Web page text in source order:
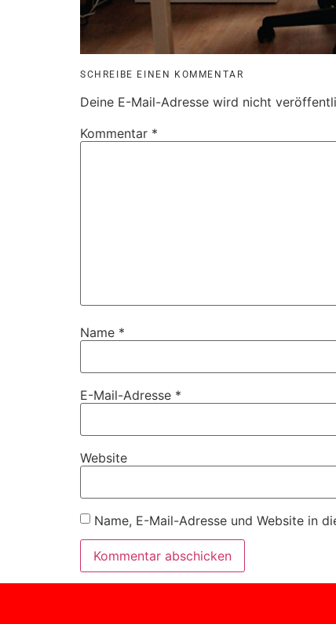
SCHREIBE EINEN KOMMENTAR
Deine E-Mail-Adresse wird nicht
Kommentar *
Name *
E-Mail-Adresse *
Website
Name, E-Mail-Adresse und Website in